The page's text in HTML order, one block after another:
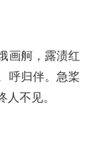
画舸，露渍红
呼归伴。急桨
不见。